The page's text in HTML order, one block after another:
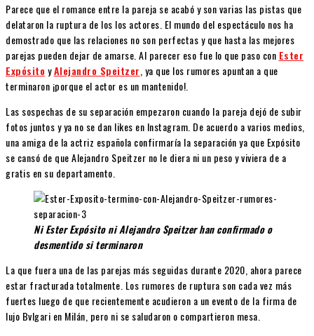
Parece que el romance entre la pareja se acabó y son varias las pistas que
delataron la ruptura de los los actores. El mundo del espectáculo nos ha
demostrado que las relaciones no son perfectas y que hasta las mejores
parejas pueden dejar de amarse. Al parecer eso fue lo que paso con Ester
Expósito yAlejandro Speitzer , ya que los rumores apuntan a que
terminaron ¡porque el actor es un mantenido!.
Las sospechas de su separación empezaron cuando la pareja dejó de subir
fotos juntos y ya no se dan likes en Instagram. De acuerdo a varios medios,
una amiga de la actriz española confirmaría la separación ya que Expósito
se cansó de que Alejandro Speitzer no le diera ni un peso y viviera de a
gratis en su departamento.
Ni Ester Expósito ni Alejandro Speitzer han confirmado o
desmentido si terminaron
La que fuera una de las parejas más seguidas durante 2020, ahora parece
estar fracturada totalmente. Los rumores de ruptura son cada vez más
fuertes luego de que recientemente acudieron a un evento de la firma de
lujo Bvlgari en Milán, pero ni se saludaron o compartieron mesa.